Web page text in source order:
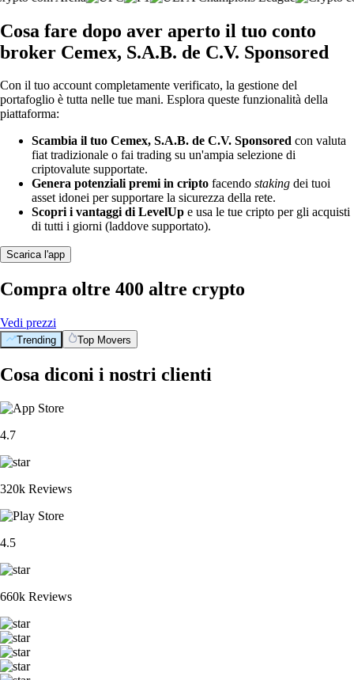
Cosa fare dopo aver aperto il tuo conto
broker Cemex, S.A.B. de C.V. Sponsored
Con il tuo account completamente verificato, la gestione del
portafoglio è tutta nelle tue mani. Esplora queste funzionalità della
piattaforma:
Scambia il tuo Cemex, S.A.B. de C.V. Sponsored con valuta
fiat tradizionale o fai trading su un'ampia selezione di
criptovalute supportate.
Genera potenziali premi in cripto facendo staking dei tuoi
asset idonei per supportare la sicurezza della rete.
Scopri i vantaggi di LevelUp e usa le tue cripto per gli acquisti
di tutti i giorni (laddove supportato).
Scarica l'app
Compra oltre 400 altre crypto
Vedi prezzi
Trending Top Movers
Cosa diconi i nostri clienti
4.7
320k Reviews
4.5
660k Reviews